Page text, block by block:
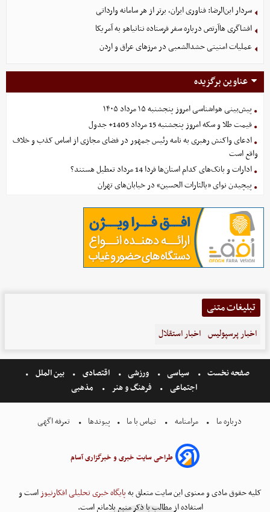
سردار ابن‌الرضا: فناوری ایران، برتر از هر سامانه وارداتی
افشاگری هاآرتص درباره سفر فرستاده نتانیاهو به آمریکا
عملیات امنیتی حشدالشعبی در مرزهای عراق و اردن
عناوین برگزیده
پیش‌بینی هواشناسی امروز پنجشنبه ۱۵ مرداد ۱۴۰۵
قیمت طلا و سکه امروز پنجشنبه 15 مرداد 1405+ جدول
ادعای واکنش رهبری به نامه رئیس جمهور در فضای مجازی از اساس کذب و خلاف
واقع است
ادارات و بانک‌های کدام استان‌ها فردا 14 مرداد تعطیل هستند؟
پیچیدن نوای «یالثارات الحسین» در خیابان‌های تهران
تبلیغات متنی
اخبار پرسپولیس اخبار استقلال
صفحه نخست سیاسی ورزشی اقتصادی
بین الملل
اجتماعی
فرهنگ و هنر مذهبی
درباره ما مرامنامه تماس با ما پیوندها تعرفه اگهی
طراحی سایت خبری و خبرگزاری آسام
کلیه حقوق مادی و معنوی این سایت متعلق بهپایگاه خبری تحلیلی افکارنیوزاست و
استفاده از مطالب با ذکر منبع بلامانع است.